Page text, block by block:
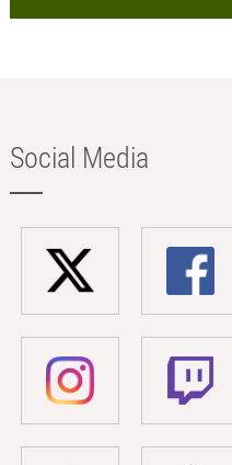
Social Media